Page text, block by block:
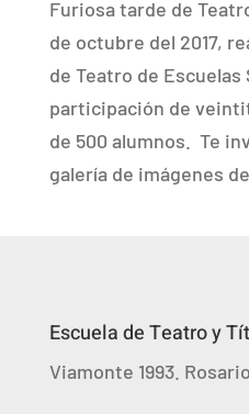
Furiosa tarde de
de octubre del 2017,
de Teatro de
participación de
de 500 alumnos. Te
galería de imágenes
Escuela de Teatro y
Viamonte 1993.